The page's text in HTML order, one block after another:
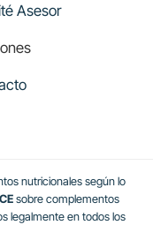
Asesor
nutricionales según lo
sobre complementos
legalmente en todos los